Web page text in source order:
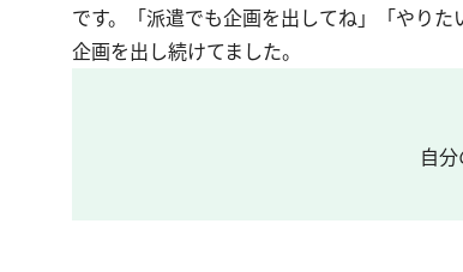
です。「派遣でも企画を出してね」「やり
企画を出し続けてました。
自